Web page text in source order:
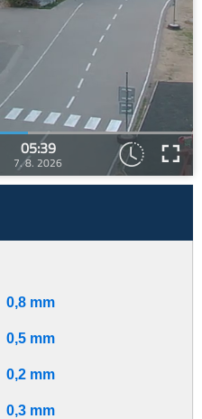
05:39
7. 8. 2026
0,8 mm
0,5 mm
0,2 mm
0,3 mm